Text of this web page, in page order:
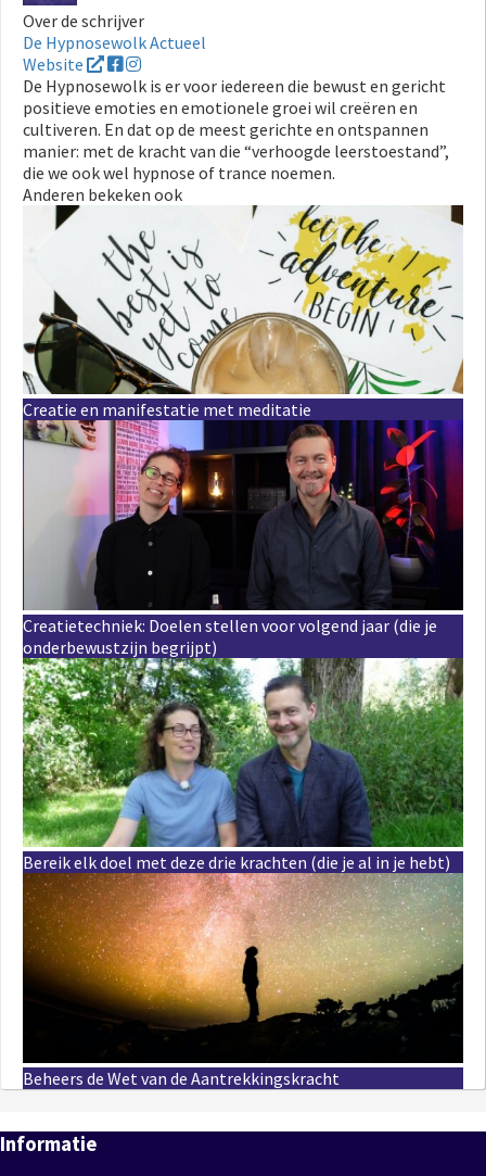
Over de schrijver
De Hypnosewolk Actueel
Website
De Hypnosewolk is er voor iedereen die bewust en gericht
positieve emoties en emotionele groei wil creëren en
cultiveren. En dat op de meest gerichte en ontspannen
manier: met de kracht van die “verhoogde leerstoestand”,
die we ook wel hypnose of trance noemen.
Anderen bekeken ook
Creatie en manifestatie met meditatie
Creatietechniek: Doelen stellen voor volgend jaar (die je
onderbewustzijn begrijpt)
Bereik elk doel met deze drie krachten (die je al in je hebt)
Beheers de Wet van de Aantrekkingskracht
Informatie